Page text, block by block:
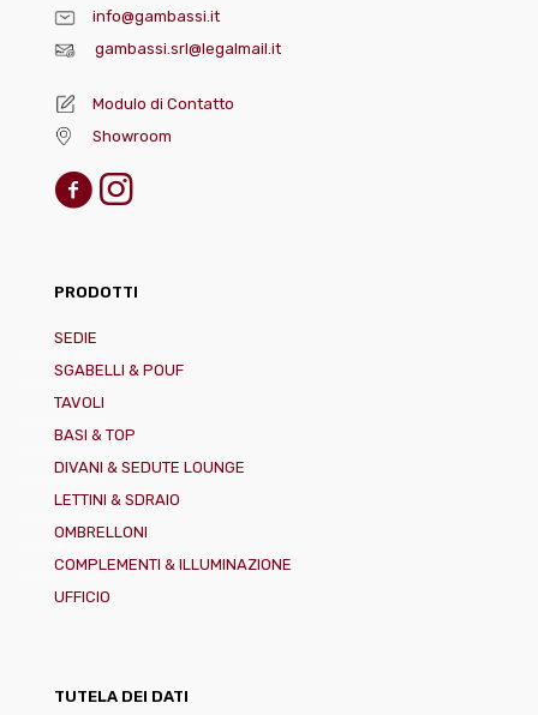
info@gambassi.it
gambassi.srl@legalmail.it
Modulo di Contatto
Showroom
PRODOTTI
SEDIE
SGABELLI & POUF
TAVOLI
BASI & TOP
DIVANI & SEDUTE LOUNGE
LETTINI & SDRAIO
OMBRELLONI
COMPLEMENTI & ILLUMINAZIONE
UFFICIO
TUTELA DEI DATI